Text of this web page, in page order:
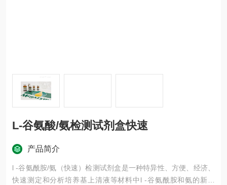
L-谷氨酸/氨检测试剂盒快速
产品简介
l -谷氨酰胺/氨（快速）检测试剂盒是一种特异性、方便、经济、
快速测定和分析培养基上清液等材料中l -谷氨酰胺和氨的新方